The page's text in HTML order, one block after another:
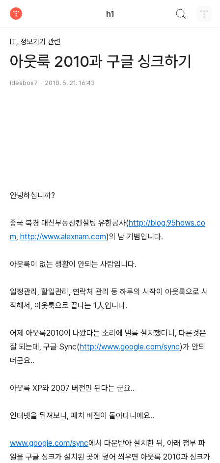
h1
IT, 정보기기 관련
아웃룩 2010과 구글 싱크하기
ideabox7 2010. 5. 21. 16:43
안녕하십니까?
중국 북경 대신부동산컨설팅 유한공사(http://blog.95hows.co
m, http://www.alexnam.com)의 남 기범입니다.
아웃룩이 없는 생활이 안되는 사람입니다.
일정관리, 할일관리, 연락처 관리 등 하루의 시작이 아웃룩으로 시
작해서, 아웃룩으로 끝나는 1人입니다.
어제 아웃룩2010이 나왔다는 소리에 낼름 설치했더니, 다른것은
잘 되는데, 구글 Sync(http://www.google.com/sync)가 안되
더군요..
아웃룩 XP와 2007 버전만 된다는 군요..
인터넷을 뒤져보니, 패치 버전이 돌아다니에요..
www.google.com/sync에서 다운받아 설치한 뒤, 아래 첨부 파
일을 구글 싱크가 설치된 곳에 덮어 씌우면 아웃룩 2010과 싱크가